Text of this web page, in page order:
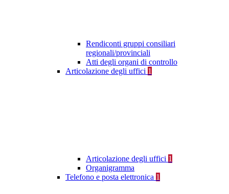
Rendiconti gruppi consiliari
regionali/provinciali
Atti degli organi di controllo
Articolazione degli uffici 1
Articolazione degli uffici 1
Organigramma
Telefono e posta elettronica 1